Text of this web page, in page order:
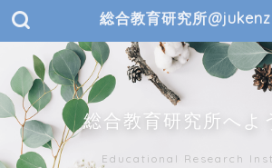
総合教育研究所
総合教育研究所へよ
Educational Research